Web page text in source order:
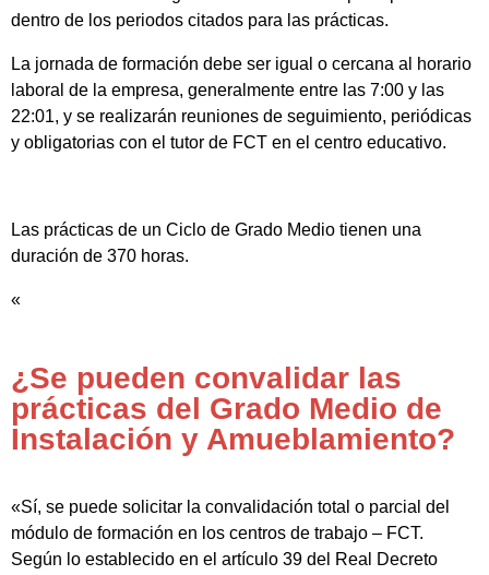
dentro de los periodos citados para las prácticas.
La jornada de formación debe ser igual o cercana al horario
laboral de la empresa, generalmente entre las 7:00 y las
22:01, y se realizarán reuniones de seguimiento, periódicas
y obligatorias con el tutor de FCT en el centro educativo.
Las prácticas de un Ciclo de Grado Medio tienen una
duración de 370 horas.
«
¿Se pueden convalidar las
prácticas del Grado Medio de
Instalación y Amueblamiento?
«Sí, se puede solicitar la convalidación total o parcial del
módulo de formación en los centros de trabajo – FCT.
Según lo establecido en el artículo 39 del Real Decreto